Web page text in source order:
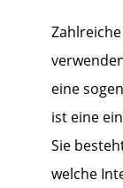
eine
ist eine
Sie
welche